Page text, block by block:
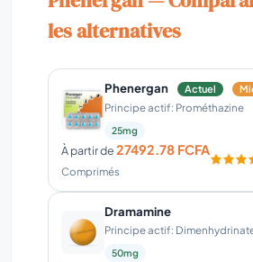
les alternatives
Phenergan Actuel
Principe actif: Prométhazine
25mg
À partir de27492.78 FCFA
Comprimés
Dramamine
Principe actif:
50mg